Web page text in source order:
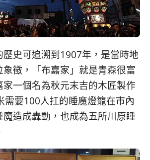
歷史可追溯到1907年，是當時地
象徵，「布嘉家」就是青森很富
一個名為秋元末吉的木匠製作
需要100人扛的睡魔燈籠在市內
造成轟動，也成為五所川原睡